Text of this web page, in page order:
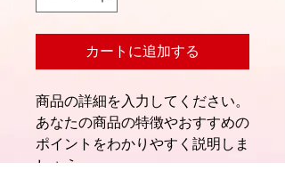
カートに追加する
商品の詳細を入力してください。
あなたの商品の特徴やおすすめの
ポイントをわかりやすく説明しま
しょう。